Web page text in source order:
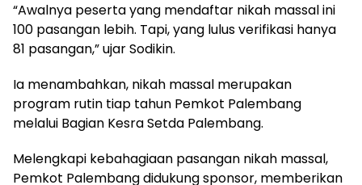
“Awalnya peserta yang mendaftar nikah massal ini
100 pasangan lebih. Tapi, yang lulus verifikasi hanya
81 pasangan,” ujar Sodikin.
Ia menambahkan, nikah massal merupakan
program rutin tiap tahun Pemkot Palembang
melalui Bagian Kesra Setda Palembang.
Melengkapi kebahagiaan pasangan nikah massal,
Pemkot Palembang didukung sponsor, memberikan